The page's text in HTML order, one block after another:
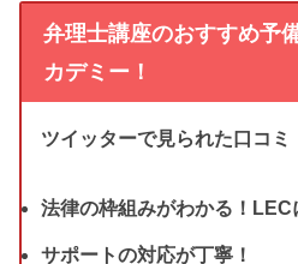
弁理士講座のおすすめ予
カデミー！
ツイッターで見られた口コミ
法律の枠組みがわかる！LEC
サポートの対応が丁寧！